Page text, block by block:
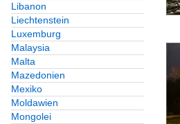
Libanon
Liechtenstein
Luxemburg
Malaysia
Malta
Mazedonien
Mexiko
Moldawien
Mongolei